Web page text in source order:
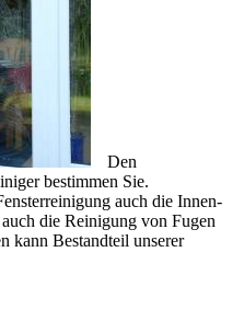
Den
bestimmen Sie.
auch die Innen-
die Reinigung von Fugen
kann Bestandteil unserer